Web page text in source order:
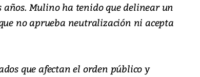
Mulino ha tenido que delinear un
no aprueba neutralización ni acepta
que afectan el orden público y